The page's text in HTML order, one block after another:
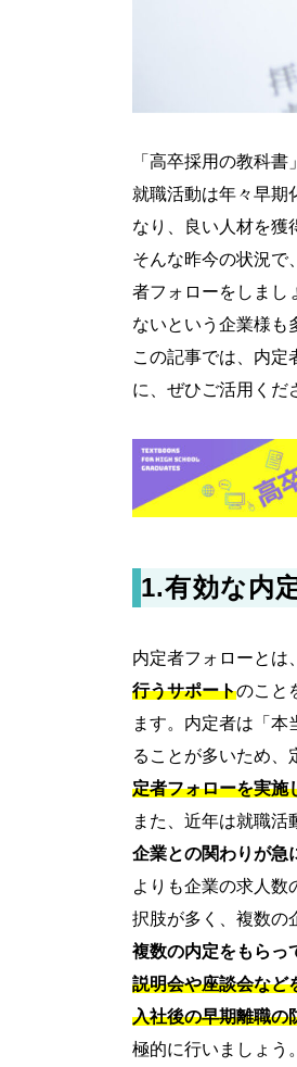
「高卒採用の教科書
就職活動は年々早期
なり、良い人材を獲
そんな昨今の状況で
者フォローをしまし
ないという企業様も
この記事では、内定
に、ぜひご活用くだ
1.有効な内
内定者フォローとは、
行うサポートのこと
ます。内定者は「
ることが多いため、
定者フォローを実施
また、近年は就職活
企業との関わりが急
よりも企業の求人数
択肢が多く、複数の
複数の内定をもらっ
説明会や座談会など
入社後の早期離職の
極的に行いましょう。